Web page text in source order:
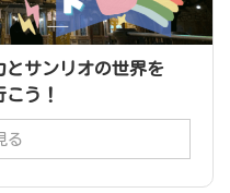
とサンリオの世界を
う！
る